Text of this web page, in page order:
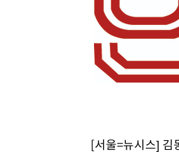
[속보]산업장관 "李정부,
[속보]경찰, '홍명보 선임 논
[서울=뉴시스] 김